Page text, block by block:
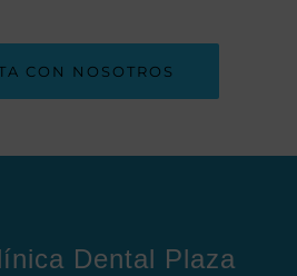
CON NOSOTROS
Dental Plaza